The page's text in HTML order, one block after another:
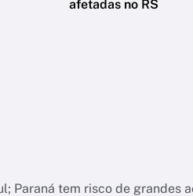
afetadas no RS
Paraná tem risco de grandes